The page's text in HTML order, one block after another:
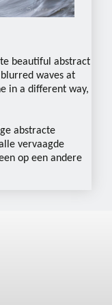
beautiful abstract
waves at
in a different way,
abstracte
vervaagde
op een andere